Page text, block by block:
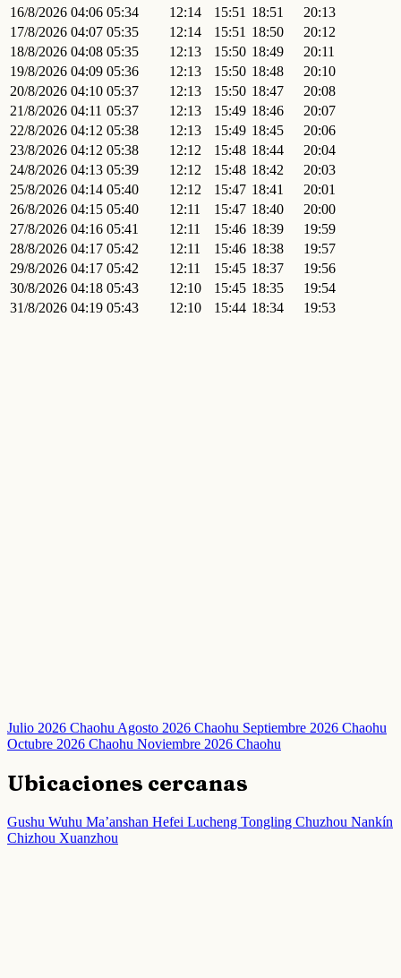
16/8/2026 04:06 05:34 12:14 15:51 18:51
20:13
17/8/2026 04:07 05:35 12:14 15:51 18:50
20:12
18/8/2026 04:08 05:35 12:13 15:50 18:49
20:11
19/8/2026 04:09 05:36 12:13 15:50 18:48
20:10
20/8/2026 04:10 05:37 12:13 15:50 18:47
20:08
21/8/2026 04:11 05:37 12:13 15:49 18:46
20:07
22/8/2026 04:12 05:38 12:13 15:49 18:45
20:06
23/8/2026 04:12 05:38 12:12 15:48 18:44
20:04
24/8/2026 04:13 05:39 12:12 15:48 18:42
20:03
25/8/2026 04:14 05:40 12:12 15:47 18:41
20:01
26/8/2026 04:15 05:40 12:11 15:47 18:40
20:00
27/8/2026 04:16 05:41 12:11 15:46 18:39
19:59
28/8/2026 04:17 05:42 12:11 15:46 18:38
19:57
29/8/2026 04:17 05:42 12:11 15:45 18:37
19:56
30/8/2026 04:18 05:43 12:10 15:45 18:35
19:54
31/8/2026 04:19 05:43 12:10 15:44 18:34 19:53
Julio 2026 ChaohuAgosto 2026 Chaohu Septiembre 2026 Chaohu
Octubre 2026 Chaohu Noviembre 2026 Chaohu
Ubicaciones cercanas
Gushu Wuhu Ma’anshan Hefei Lucheng Tongling Chuzhou Nankín
Chizhou Xuanzhou